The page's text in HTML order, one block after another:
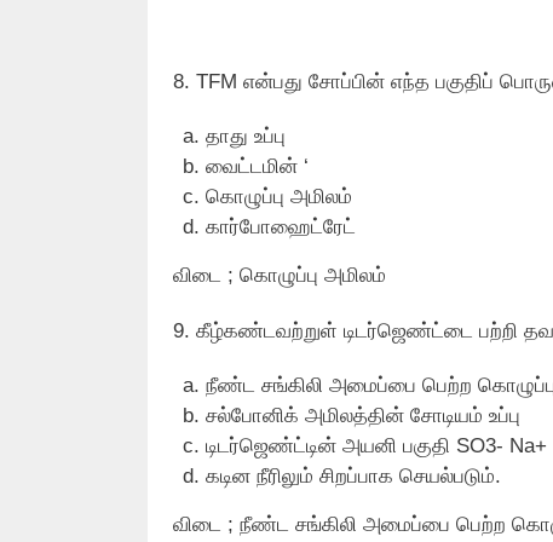
8. TFM என்பது சோப்பின் எந்த பகுதிப்
தாது உப்பு
வைட்டமின் ‘
கொழுப்பு அமிலம்
கார்போஹைட்ரேட்
விடை ; கொழுப்பு அமிலம்
9. கீழ்கண்டவற்றுள் டிடர்ஜெண்ட்டை பற்றி
நீண்ட சங்கிலி அமைப்பை பெற்ற கொழுப்பு
சல்போனிக் அமிலத்தின் சோடியம் உப்பு
டிடர்ஜெண்ட்டின் அயனி பகுதி SO3- Na+
கடின நீரிலும் சிறப்பாக செயல்படும்.
விடை ; நீண்ட சங்கிலி அமைப்பை பெற்ற